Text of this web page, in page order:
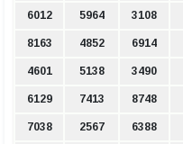
6012 5964 3108
8163 4852 6914
4601 5138 3490
6129 7413 8748
7038 2567 6388